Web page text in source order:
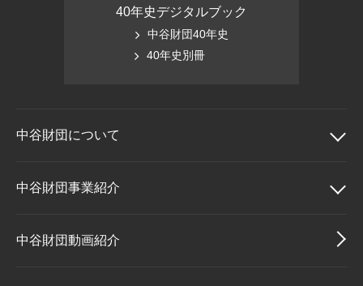
40年史デジタルブック
中谷財団40年史
40年史別冊
中谷財団について
中谷財団について
理事長挨拶
中谷財団事業紹介
中谷財団事業紹介
中谷財団動画紹介